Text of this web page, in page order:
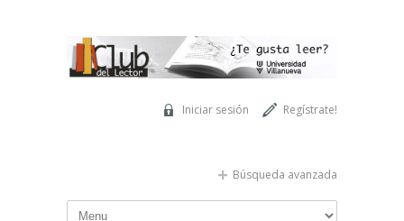
Regístrate!
Iniciar sesión
Búsqueda avanzada